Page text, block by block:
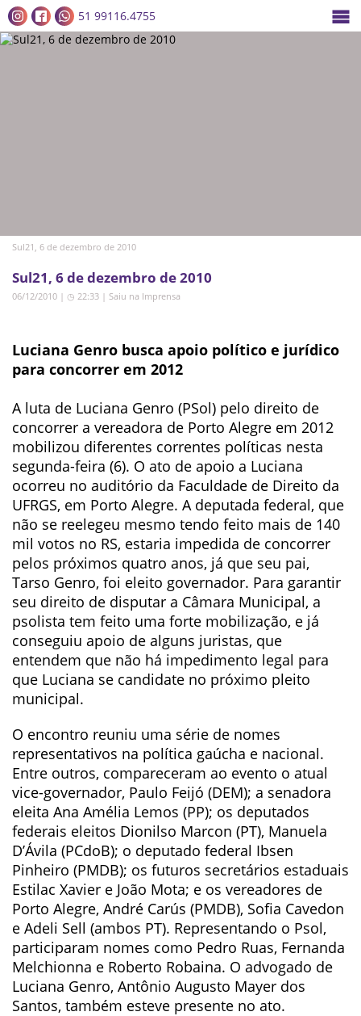
51 99116.4755
Sul21, 6 de dezembro de 2010
Sul21, 6 de dezembro de 2010
06/12/2010 | ◷ 22:33 | Saiu na Imprensa
Luciana Genro busca apoio político e jurídico
para concorrer em 2012
A luta de Luciana Genro (PSol) pelo direito de
concorrer a vereadora de Porto Alegre em 2012
mobilizou diferentes correntes políticas nesta
segunda-feira (6). O ato de apoio a Luciana
ocorreu no auditório da Faculdade de Direito da
UFRGS, em Porto Alegre. A deputada federal, que
não se reelegeu mesmo tendo feito mais de 140
mil votos no RS, estaria impedida de concorrer
pelos próximos quatro anos, já que seu pai,
Tarso Genro, foi eleito governador. Para garantir
seu direito de disputar a Câmara Municipal, a
psolista tem feito uma forte mobilização, e já
conseguiu apoio de alguns juristas, que
entendem que não há impedimento legal para
que Luciana se candidate no próximo pleito
municipal.
O encontro reuniu uma série de nomes
representativos na política gaúcha e nacional.
Entre outros, compareceram ao evento o atual
vice-governador, Paulo Feijó (DEM); a senadora
eleita Ana Amélia Lemos (PP); os deputados
federais eleitos Dionilso Marcon (PT), Manuela
D’Ávila (PCdoB); o deputado federal Ibsen
Pinheiro (PMDB); os futuros secretários estaduais
Estilac Xavier e João Mota; e os vereadores de
Porto Alegre, André Carús (PMDB), Sofia Cavedon
e Adeli Sell (ambos PT). Representando o Psol,
participaram nomes como Pedro Ruas, Fernanda
Melchionna e Roberto Robaina. O advogado de
Luciana Genro, Antônio Augusto Mayer dos
Santos, também esteve presente no ato.